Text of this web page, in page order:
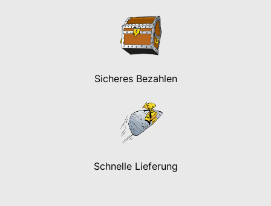
Sicheres Bezahlen
Schnelle Lieferung